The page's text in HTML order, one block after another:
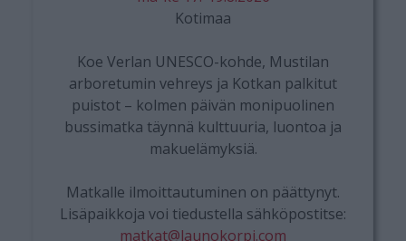
Kotimaa
Koe Verlan UNESCO-kohde, Mustilan
arboretumin vehreys ja Kotkan palkitut
puistot – kolmen päivän monipuolinen
bussimatka täynnä kulttuuria, luontoa ja
makuelämyksiä.
Matkalle ilmoittautuminen on päättynyt.
Lisäpaikkoja voi tiedustella sähköpostitse:
matkat@launokorpi.com